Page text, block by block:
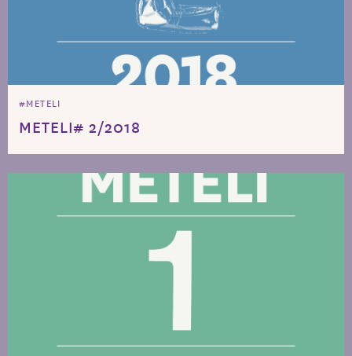
#METELI
METELI# 2/2018